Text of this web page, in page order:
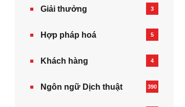
Giải thưởng 3
Hợp pháp hoá 5
Khách hàng 4
Ngôn ngữ Dịch thuật 390